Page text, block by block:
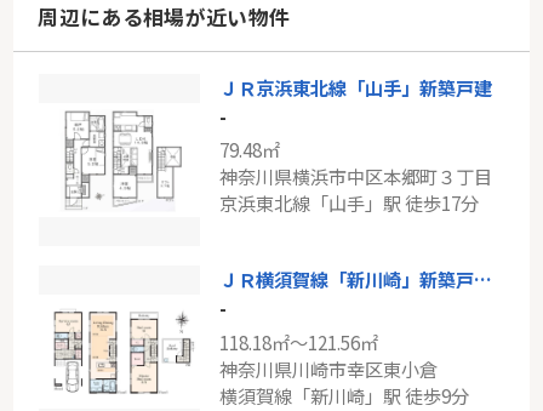
周辺にある相場が近い物件
ＪＲ京浜東北線「山手」新築戸建
-
79.48㎡
神奈川県横浜市中区本郷町３丁目
京浜東北線「山手」駅 徒歩17分
ＪＲ横須賀線「新川崎」新築戸建て
-
118.18㎡～121.56㎡
神奈川県川崎市幸区東小倉
横須賀線「新川崎」駅 徒歩9分